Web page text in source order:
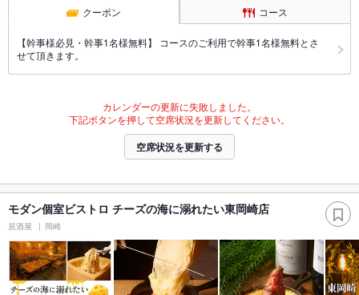
クーポン コース
【幹事様必見・幹事1名様無料】 コースのご利用で幹事1名様無料とさ
せて頂きます。
カレンダーの更新に失敗しました。
下記ボタンを押して空席状況を更新してください。
空席状況を更新する
モダン個室ビストロ チーズの海に溺れたい東岡崎店
居酒屋 岡崎